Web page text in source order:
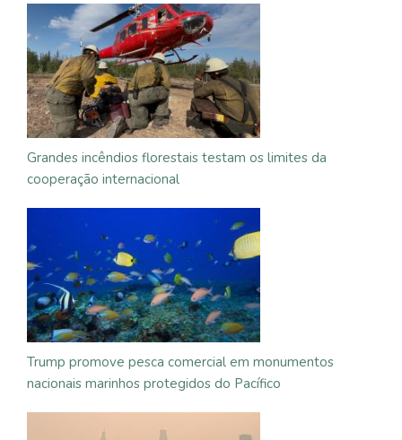
Grandes incêndios florestais testam os limites da
cooperação internacional
Trump promove pesca comercial em monumentos
nacionais marinhos protegidos do Pacífico